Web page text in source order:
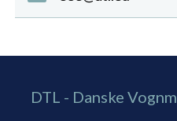
DTL - Danske